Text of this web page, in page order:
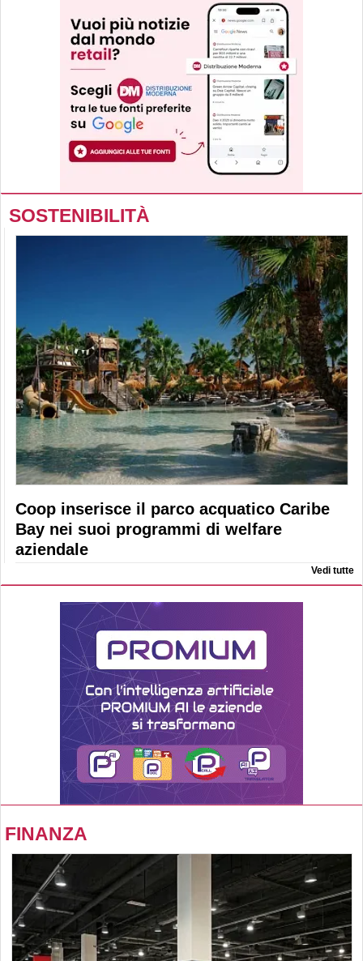
SOSTENIBILITÀ
Coop inserisce il parco acquatico Caribe
Bay nei suoi programmi di welfare
aziendale
Vedi tutte
FINANZA